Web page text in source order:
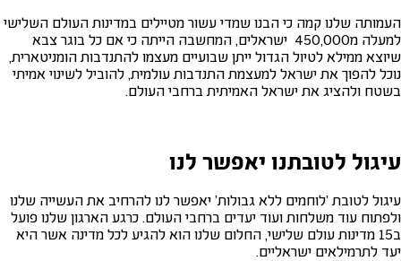
העמותה שלנו קמה כי הבנו שמדי עשור מטיילים במדינות העולם השלישי
למעלה מ450,000 ישראלים, המחשבה הייתה כי אם כל בוגר צבא
שיוצא ממילא לטיול הגדול ייתן שבועיים מעצמו להתנדבות הומניטארית,
נוכל להפוך את ישראל למעצמת התנדבות עולמית, להוביל לשינוי אמיתי
בשטח ולהציג את ישראל האמיתית ברחבי העולם.
עיגול לטובתנו יאפשר לנו
עיגול לטובת 'לוחמים ללא גבולות' יאפשר לנו להרחיב את העשייה שלנו
ולפתוח עוד משלחות ועוד יעדים ברחבי העולם. כרגע הארגון שלנו פועל
ב15 מדינות עולם שלישי, החלום שלנו הוא להגיע לכל מדינה אשר היא
יעד לתרמילאים ישראליים.